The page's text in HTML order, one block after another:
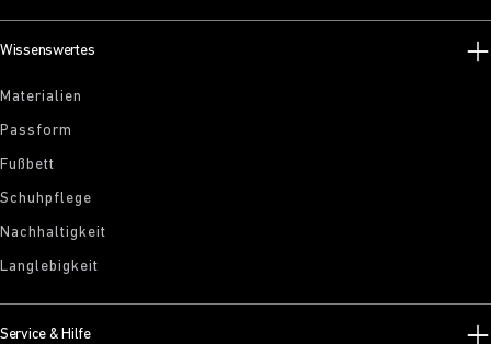
Wissenswertes
Materialien
Passform
Fußbett
Schuhpflege
Nachhaltigkeit
Langlebigkeit
Service & Hilfe